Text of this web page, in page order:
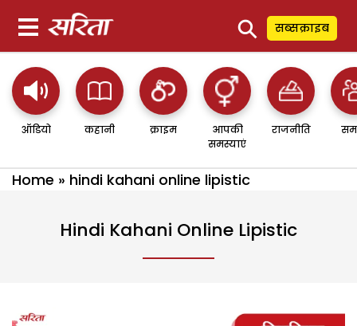
⚲ सब्सक्राइब
ऑडियो कहानी क्राइम
आपकी
समस्याएं
राजनीति
Home » hindi kahani online lipistic
Hindi Kahani Online Lipistic